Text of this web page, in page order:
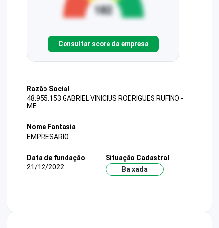
Consultar score da empresa
Razão Social
48.955.153 GABRIEL VINICIUS RODRIGUES RUFINO -
ME
Nome Fantasia
EMPRESARIO
Data de fundação
21/12/2022
Situação Cadastral
Baixada